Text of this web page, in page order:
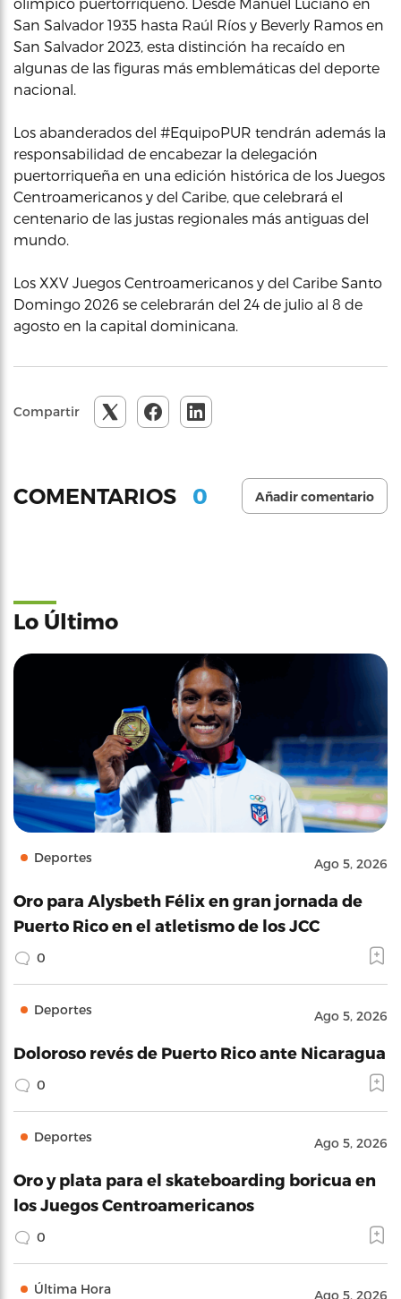
San Salvador 1935 hasta Raúl Ríos y Beverly Ramos en
San Salvador 2023, esta distinción ha recaído en
algunas de las figuras más emblemáticas del deporte
nacional.
Los abanderados del #EquipoPUR tendrán además la
responsabilidad de encabezar la delegación
puertorriqueña en una edición histórica de los Juegos
Centroamericanos y del Caribe, que celebrará el
centenario de las justas regionales más antiguas del
mundo.
Los XXV Juegos Centroamericanos y del Caribe Santo
Domingo 2026 se celebrarán del 24 de julio al 8 de
agosto en la capital dominicana.
Compartir
COMENTARIOS 0 Añadir comentario
Lo Último
Deportes Ago 5, 2026
Oro para Alysbeth Félix en gran jornada de
Puerto Rico en el atletismo de los JCC
0
Deportes Ago 5, 2026
Doloroso revés de Puerto Rico ante Nicaragua
0
Deportes Ago 5, 2026
Oro y plata para el skateboarding boricua en
los Juegos Centroamericanos
0
Última Hora Ago 5, 2026